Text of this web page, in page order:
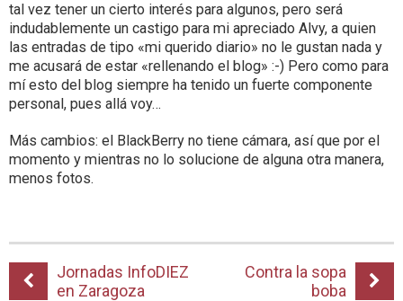
tal vez tener un cierto interés para algunos, pero será
indudablemente un castigo para mi apreciado Alvy, a quien
las entradas de tipo «mi querido diario» no le gustan nada y
me acusará de estar «rellenando el blog» :-) Pero como para
mí esto del blog siempre ha tenido un fuerte componente
personal, pues allá voy…
Más cambios: el BlackBerry no tiene cámara, así que por el
momento y mientras no lo solucione de alguna otra manera,
menos fotos.
Jornadas InfoDIEZ
en Zaragoza
Contra la sopa
boba